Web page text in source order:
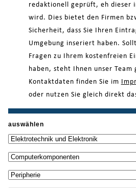
redaktionell geprüft, eh dieser
wird. Dies bietet den Firmen
Sicherheit, dass Sie Ihren
Umgebung inseriert haben.
Fragen zu Ihrem kostenfreien
haben, steht Ihnen unser
Kontaktdaten finden Sie im
oder nutzen Sie gleich direkt
auswählen